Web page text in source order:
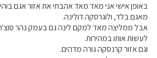
באופן אישי אני מאד מאד אהבתי את אזור אגם
מאגם בלד, ולוגרסקה דולינה.
אבל ממליצה מאד למקם לינה גם בעמק נהר
לעשות אותו במהירות.
וגם אזור קרנסקה גורה מדהים.